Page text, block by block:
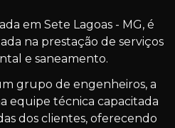
em Sete Lagoas - MG, é
na prestação de serviços
e saneamento.
grupo de engenheiros, a
equipe técnica capacitada
dos clientes, oferecendo